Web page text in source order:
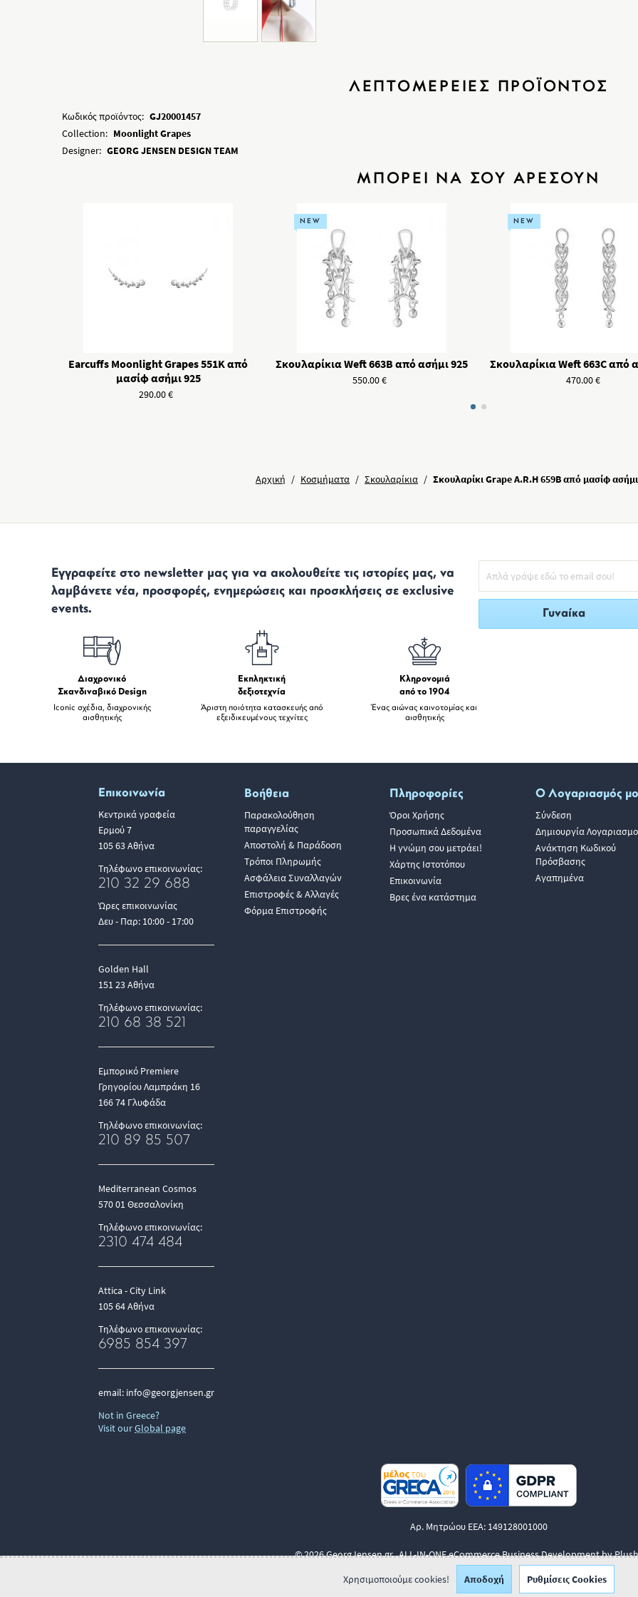
ΛΕΠΤΟΜΕΡΕΙΕΣ ΠΡΟΪΟΝΤΟΣ
Κωδικός προϊόντος: GJ20001457
Collection: Moonlight Grapes
Designer: GEORG JENSEN DESIGN TEAM
ΜΠΟΡΕΙ ΝΑ ΣΟΥ ΑΡΕΣΟΥΝ
Earcuffs Moonlight Grapes 551K από
μασίφ ασήμι 925
290.00€
NEW
Σκουλαρίκια Weft 663B από ασήμι 925
550.00€
NEW
Σκουλαρίκια Weft 663C από
470.00€
Αρχική / Κοσμήματα / Σκουλαρίκια / Σκουλαρίκι Grape A.R.H 659B από μασίφ
Εγγραφείτε στο newsletter μας για να ακολουθείτε τις ιστορίες μας, να
λαμβάνετε νέα, προσφορές, ενημερώσεις και προσκλήσεις σε exclusive
events.
Διαχρονικό
Σκανδιναβικό Design
Iconic σχέδια, διαχρονικής
αισθητικής
Εκπληκτική
δεξιοτεχνία
Άριστη ποιότητα κατασκευής από
εξειδικευμένους τεχνίτες
Κληρονομιά
από το 1904
Ένας αιώνας καινοτομίας και
αισθητικής
Γυναίκα
Επικοινωνία
Κεντρικά γραφεία
Ερμού 7
105 63 Αθήνα
Τηλέφωνο επικοινωνίας:
210 32 29 688
Ώρες επικοινωνίας
Δευ - Παρ: 10:00 - 17:00
Golden Hall
151 23 Αθήνα
Τηλέφωνο επικοινωνίας:
210 68 38 521
Εμπορικό Premiere
Γρηγορίου Λαμπράκη 16
166 74 Γλυφάδα
Τηλέφωνο επικοινωνίας:
210 89 85 507
Mediterranean Cosmos
570 01 Θεσσαλονίκη
Τηλέφωνο επικοινωνίας:
2310 474 484
Attica - City Link
105 64 Αθήνα
Τηλέφωνο επικοινωνίας:
6985 854 397
email: info@georgjensen.gr
Not in Greece?
Visit ourGlobal page
Βοήθεια
Παρακολούθηση
παραγγελίας
Αποστολή & Παράδοση
Τρόποι Πληρωμής
Ασφάλεια Συναλλαγών
Επιστροφές & Αλλαγές
Φόρμα Επιστροφής
Πληροφορίες
Όροι Χρήσης
Προσωπικά Δεδομένα
Η γνώμη σου μετράει!
Χάρτης Ιστοτόπου
Επικοινωνία
Βρες ένα κατάστημα
Ο Λογαριασμός
Σύνδεση
Δημιουργία
Ανάκτηση Κωδικού
Πρόσβασης
Αγαπημένα
Αρ. Μητρώου ΕΕΑ: 149128001000
© 2026 GeorgJensen.gr.ALL-IN-ONE eCommerce Business Development by
Χρησιμοποιούμε cookies!
Αποδοχή Ρυθμίσεις Cookies